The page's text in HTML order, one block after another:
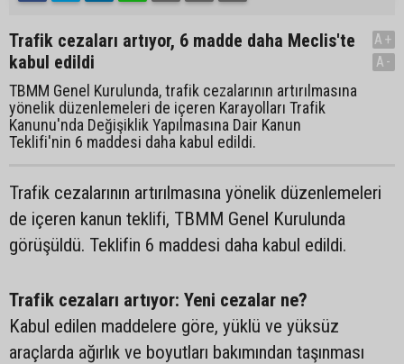
Trafik cezaları artıyor, 6 madde daha Meclis'te
kabul edildi
TBMM Genel Kurulunda, trafik cezalarının artırılmasına
yönelik düzenlemeleri de içeren Karayolları Trafik
Kanunu'nda Değişiklik Yapılmasına Dair Kanun
Teklifi'nin 6 maddesi daha kabul edildi.
A+
A-
Trafik cezalarının artırılmasına yönelik düzenlemeleri
de içeren kanun teklifi, TBMM Genel Kurulunda
görüşüldü. Teklifin 6 maddesi daha kabul edildi.
Trafik cezaları artıyor: Yeni cezalar ne?
Kabul edilen maddelere göre, yüklü ve yüksüz
araçlarda ağırlık ve boyutları bakımından taşınması